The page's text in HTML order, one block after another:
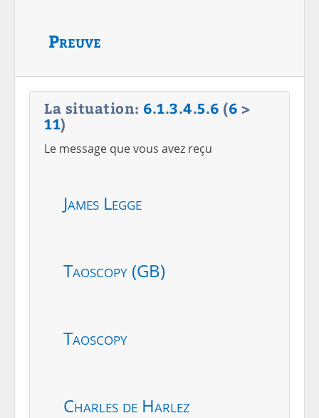
Preuve
La situation: 6.1.3.4.5.6 (6 >
11)
Le message que vous avez reçu
James Legge
Taoscopy (GB)
Taoscopy
Charles de Harlez